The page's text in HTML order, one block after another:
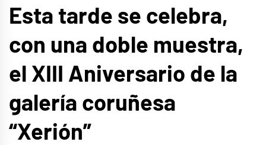
Esta tarde se celebra,
con una doble muestra,
el XIII Aniversario de la
galería coruñesa
“Xerión”